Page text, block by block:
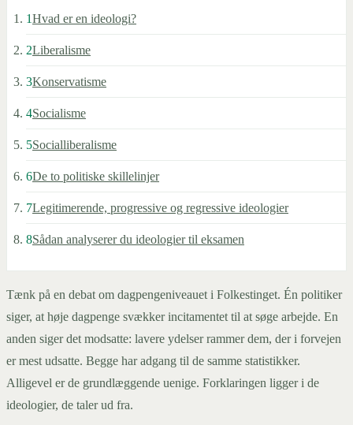
1Hvad er en ideologi?
2Liberalisme
3Konservatisme
4Socialisme
5Socialliberalisme
6De to politiske skillelinjer
7Legitimerende, progressive og regressive ideologier
8Sådan analyserer du ideologier til eksamen
Tænk på en debat om dagpengeniveauet i Folkestinget. Én politiker
siger, at høje dagpenge svækker incitamentet til at søge arbejde. En
anden siger det modsatte: lavere ydelser rammer dem, der i forvejen
er mest udsatte. Begge har adgang til de samme statistikker.
Alligevel er de grundlæggende uenige. Forklaringen ligger i de
ideologier, de taler ud fra.